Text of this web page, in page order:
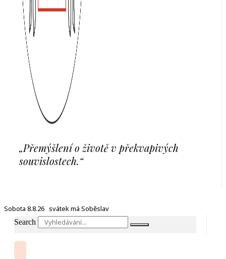
„Přemýšlení o životě v překvapivých
souvislostech.“
Sobota 8.8.26 svátek má Soběslav
Search